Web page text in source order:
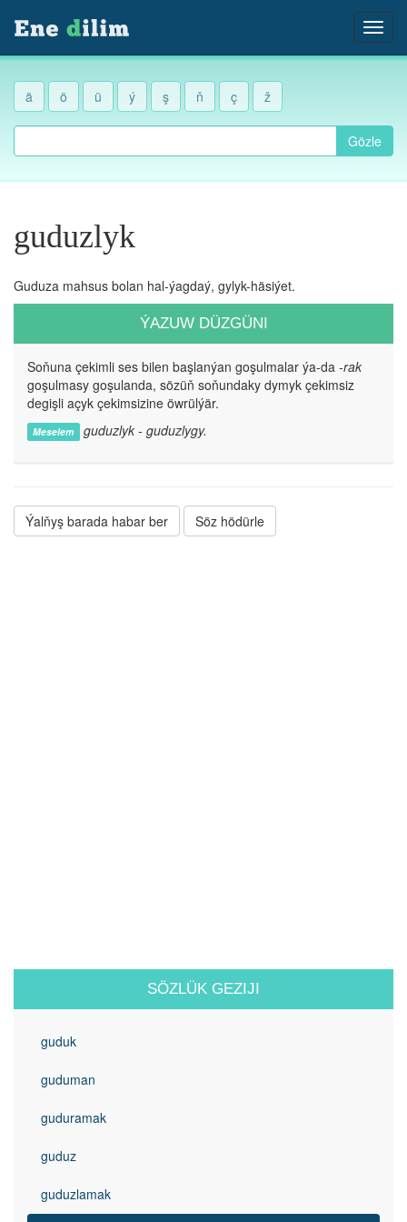
ä ö ü ý ş ň ç ž
Gözle
guduzlyk
Guduza mahsus bolan hal-ýagdaý, gylyk-häsiýet.
ÝAZUW DÜZGÜNI
Soňuna çekimli ses bilen başlanýan goşulmalar ýa-da -rak
goşulmasy goşulanda, sözüň soňundaky dymyk çekimsiz
degişli açyk çekimsizine öwrülýär.
Meselem guduzlyk - guduzlygy.
Ýalňyş barada habar ber Söz hödürle
SÖZLÜK GEZIJI
guduk
guduman
guduramak
guduz
guduzlamak